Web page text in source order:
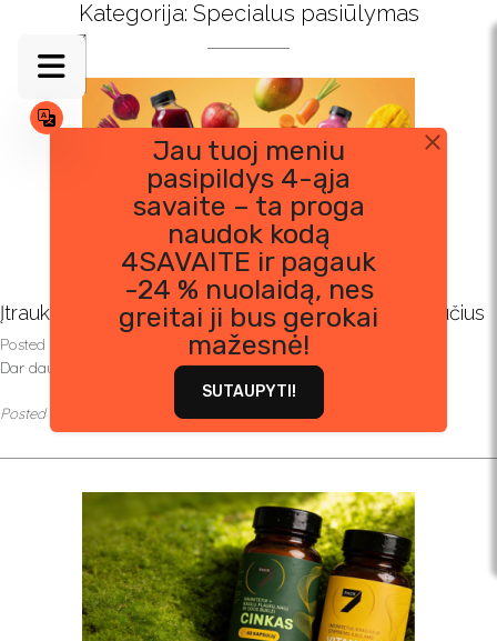
content
Jau tuoj meniu
pasipildys 4-ąja
savaite – ta proga
naudok kodą
4SAVAITE ir pagauk
-24 % nuolaidą, nes
greitai ji bus gerokai
mažesnė!
SUTAUPYTI!
Kategorija: Specialus pasiūlymas
Įtrauk į savo mitybos planą šviežias sultis ir glotnučius
Posted on byAndrius Žemaitis
Dar daugiau naudos kiekviename valgyje!
Posted in Specialus pasiūlymas